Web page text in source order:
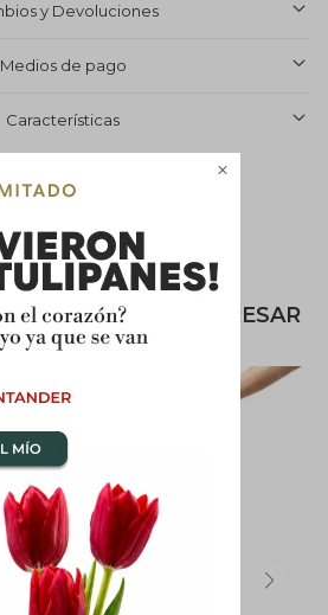

y Devoluciones
Medios de pago
Características
TE PUEDEN INTERESAR